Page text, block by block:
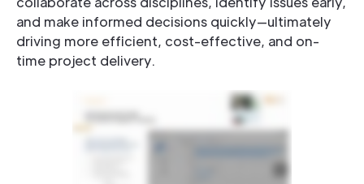
and make informed decisions quickly—ultimately
driving more efficient, cost-effective, and on-
time project delivery.